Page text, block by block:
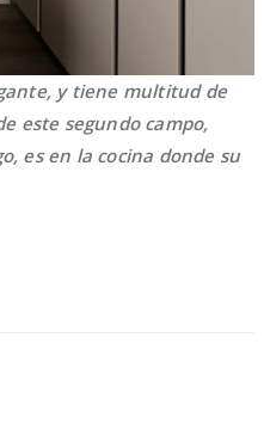
y tiene multitud de
este segundo campo,
es en la cocina donde su